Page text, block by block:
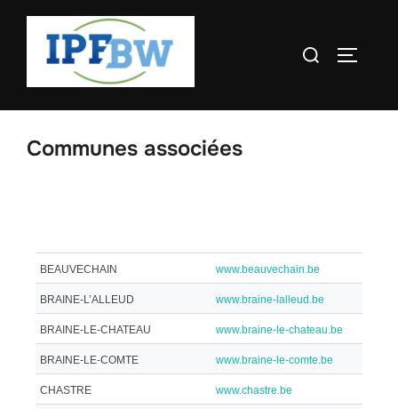
Communes associées
BEAUVECHAIN www.beauvechain.be
BRAINE-L’ALLEUD www.braine-lalleud.be
BRAINE-LE-CHATEAU www.braine-le-chateau.be
BRAINE-LE-COMTE www.braine-le-comte.be
CHASTRE www.chastre.be